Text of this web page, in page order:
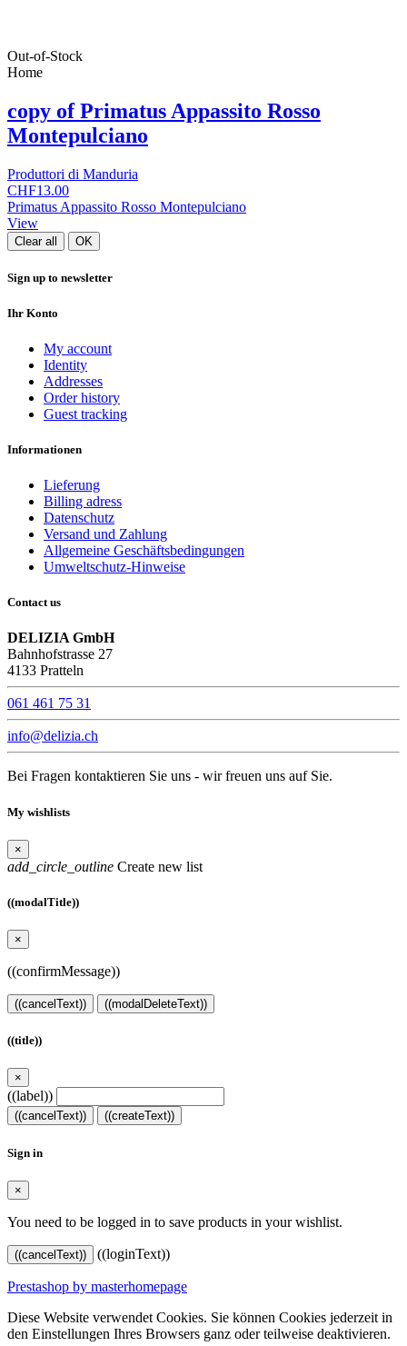
Out-of-Stock
Home
copy of Primatus Appassito Rosso
Montepulciano
Produttori di Manduria
CHF13.00
Primatus Appassito Rosso Montepulciano
View
Clear all OK
Sign up to newsletter
Ihr Konto
My account
Identity
Addresses
Order history
Guest tracking
Informationen
Lieferung
Billing adress
Datenschutz
Versand und Zahlung
Allgemeine Geschäftsbedingungen
Umweltschutz-Hinweise
Contact us
DELIZIA GmbH
Bahnhofstrasse 27
4133 Pratteln
061 461 75 31
info@delizia.ch
Bei Fragen kontaktieren Sie uns - wir freuen uns auf Sie.
My wishlists
×
add_circle_outline Create new list
((modalTitle))
×
((confirmMessage))
((cancelText)) ((modalDeleteText))
((title))
×
((label))
((cancelText)) ((createText))
Sign in
×
You need to be logged in to save products in your wishlist.
((cancelText)) ((loginText))
Prestashop by masterhomepage
Diese Website verwendet Cookies. Sie können Cookies jederzeit in
den Einstellungen Ihres Browsers ganz oder teilweise deaktivieren.